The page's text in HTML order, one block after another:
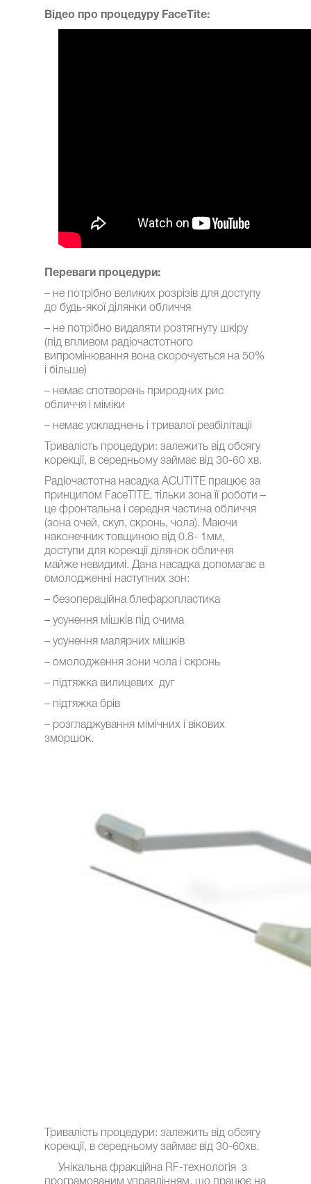
Відео про процедуру FaceTite:
Переваги процедури:
– не потрібно великих розрізів для доступу
до будь-якої ділянки обличчя
– не потрібно видаляти розтягнуту шкіру
(під впливом радіочастотного
випромінювання вона скорочується на 50%
і більше)
– немає спотворень природних рис
обличчя і міміки
– немає ускладнень і тривалої реабілітаціі
Тривалість процедури: залежить від обсягу
корекції, в середньому займає від 30-60 хв.
Радіочастотна насадка ACUTITE працює за
принципом FaceTITE, тільки зона її роботи –
це фронтальна і середня частина обличчя
(зона очей, скул, скронь, чола). Маючи
наконечник товщиною від 0.8- 1мм,
доступи для корекції ділянок обличчя
майже невидимі. Дана насадка допомагає в
омолодженні наступних зон:
– безопераційна блефаропластика
– усунення мішків під очима
– усунення малярних мішків
– омолодження зони чола і скронь
– підтяжка вилицевих дуг
– підтяжка брів
– розгладжування мімічних і вікових
зморшок.
Тривалість процедури: залежить від обсягу
корекції, в середньому займає від 30-60хв.
Унікальна фракційна RF-технологія з
програмованим управлінням, що працює на